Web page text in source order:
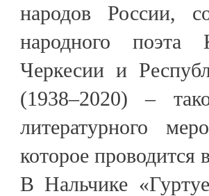
народов России,
народного поэта
Черкесии и
(1938–2020) –
литературного
которое проводится
В Нальчике